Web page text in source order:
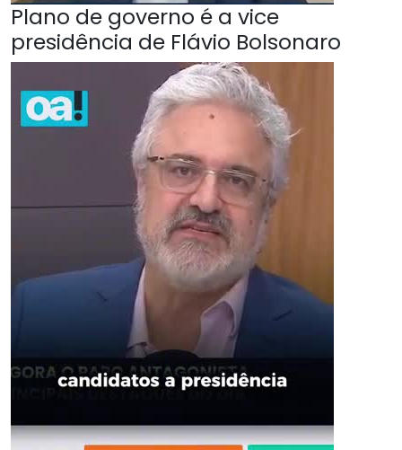
Plano de governo é a vice
presidência de Flávio Bolsonaro